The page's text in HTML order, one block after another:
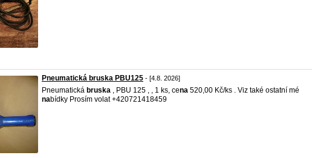
Pneumatická bruska PBU125 - [4.8. 2026]
Pneumatická bruska , PBU 125 , , 1 ks, cena 520,00 Kč/ks . Viz také ostatní mé
nabídky Prosím volat +420721418459